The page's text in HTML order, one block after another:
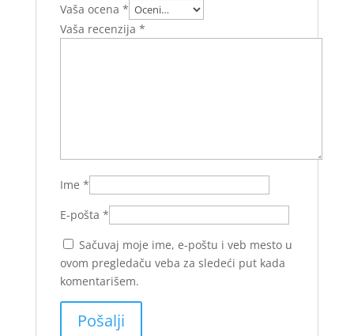
Vaša ocena *
Vaša recenzija *
Ime *
E-pošta *
Sačuvaj moje ime, e-poštu i veb mesto u
ovom pregledaču veba za sledeći put kada
komentarišem.